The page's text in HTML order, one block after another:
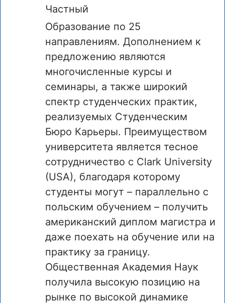
Частный
Образование по 25
направлениям. Дополнением к
предложению являются
многочисленные курсы и
семинары, а также широкий
спектр студенческих практик,
реализуемых Студенческим
Бюро Карьеры. Преимуществом
университета является тесное
сотрудничество с Clark University
(USA), благодаря которому
студенты могут – параллельно с
польским обучением – получить
американский диплом магистра и
даже поехать на обучение или на
практику за границу.
Общественная Академия Наук
получила высокую позицию на
рынке по высокой динамике